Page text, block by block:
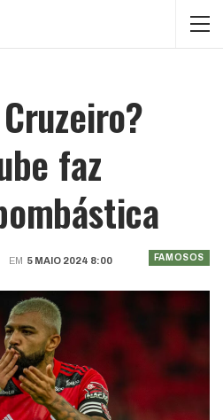
faz
FAMOSOS
EM 5 MAIO 2024 8:00